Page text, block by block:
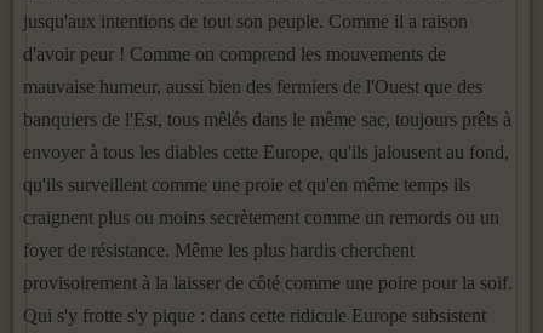
jusqu'aux intentions de tout son peuple. Comme il a raison
d'avoir peur ! Comme on comprend les mouvements de
mauvaise humeur, aussi bien des fermiers de l'Ouest que des
banquiers de l'Est, tous mêlés dans le même sac, toujours prêts à
envoyer à tous les diables cette Europe, qu'ils jalousent au fond,
qu'ils surveillent comme une proie et qu'en même temps ils
craignent plus ou moins secrètement comme un remords ou un
foyer de résistance. Même les plus hardis cherchent
provisoirement à la laisser de côté com­me une poire pour la soif.
Qui s'y frotte s'y pique : dans cette ridicule Europe subsistent